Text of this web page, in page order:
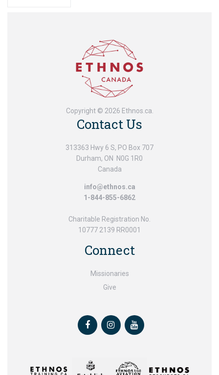
Copyright © 2026 Ethnos.ca.
Contact Us
313363 Hwy 6 S, PO Box 707
Durham, ON N0G 1R0
Canada
info@ethnos.ca
1-844-855-6862
Charitable Registration No.
10777 2139 RR0001
Connect
Missionaries
Give
FacebookInstagramYoutube